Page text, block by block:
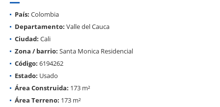
País: Colombia
Departamento: Valle del Cauca
Ciudad: Cali
Zona / barrio: Santa Monica Residencial
Código: 6194262
Estado: Usado
Área Construida: 173 m²
Área Terreno: 173 m²